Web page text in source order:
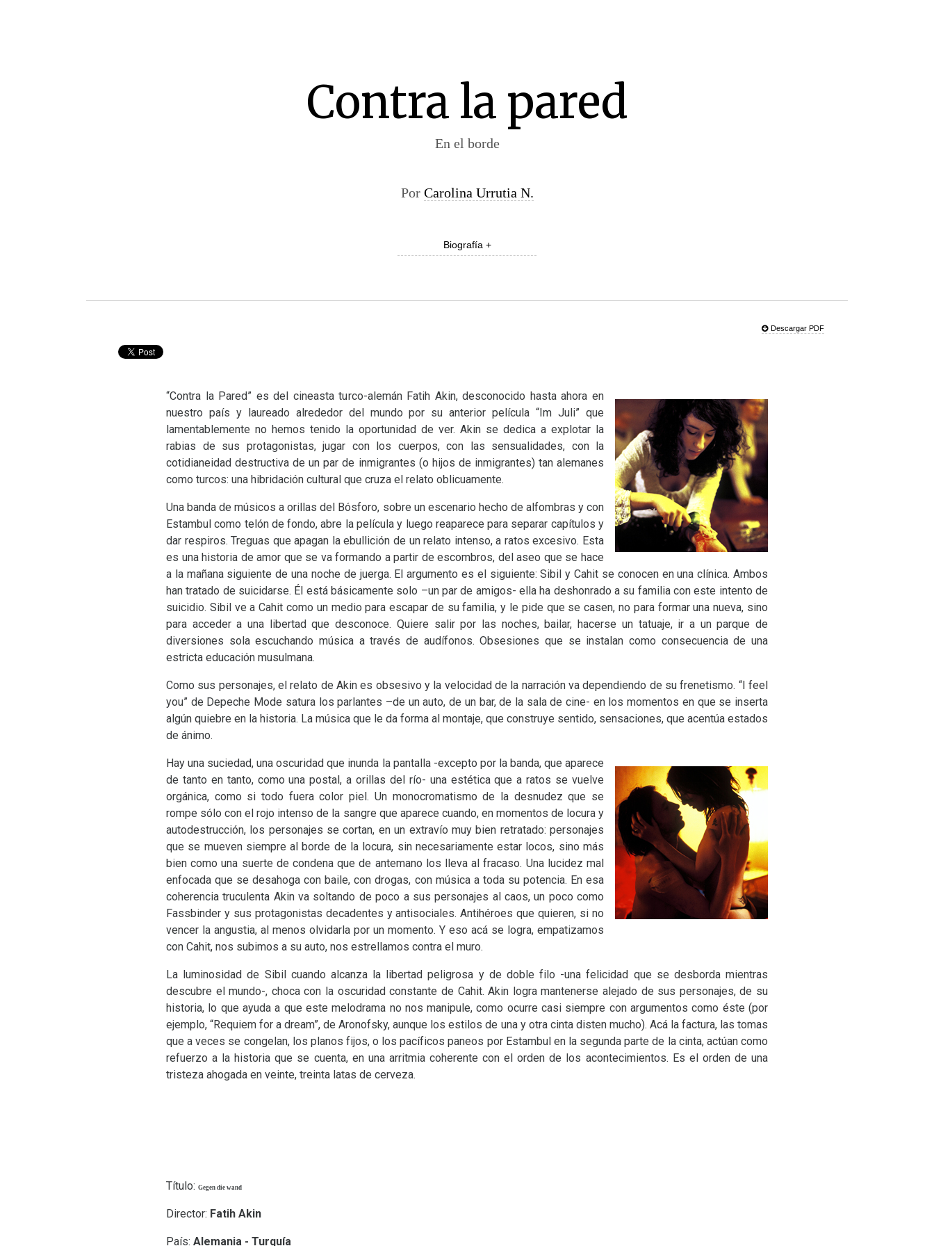
Contra la pared
En el borde
Por Carolina Urrutia N.
Biografía +
Descargar PDF
“Contra la Pared” es del cineasta turco-alemán Fatih Akin, desconocido hasta ahora en
nuestro país y laureado alrededor del mundo por su anterior película “Im Juli” que
lamentablemente no hemos tenido la oportunidad de ver. Akin se dedica a explotar la
rabias de sus protagonistas, jugar con los cuerpos, con las sensualidades, con la
cotidianeidad destructiva de un par de inmigrantes (o hijos de inmigrantes) tan alemanes
como turcos: una hibridación cultural que cruza el relato oblicuamente.
Una banda de músicos a orillas del Bósforo, sobre un escenario hecho de alfombras y con
Estambul como telón de fondo, abre la película y luego reaparece para separar capítulos y
dar respiros. Treguas que apagan la ebullición de un relato intenso, a ratos excesivo. Esta
es una historia de amor que se va formando a partir de escombros, del aseo que se hace
a la mañana siguiente de una noche de juerga. El argumento es el siguiente: Sibil y Cahit se conocen en una clínica. Ambos
han tratado de suicidarse. Él está básicamente solo –un par de amigos- ella ha deshonrado a su familia con este intento de
suicidio. Sibil ve a Cahit como un medio para escapar de su familia, y le pide que se casen, no para formar una nueva, sino
para acceder a una libertad que desconoce. Quiere salir por las noches, bailar, hacerse un tatuaje, ir a un parque de
diversiones sola escuchando música a través de audífonos. Obsesiones que se instalan como consecuencia de una
estricta educación musulmana.
Como sus personajes, el relato de Akin es obsesivo y la velocidad de la narración va dependiendo de su frenetismo. “I feel
you” de Depeche Mode satura los parlantes –de un auto, de un bar, de la sala de cine- en los momentos en que se inserta
algún quiebre en la historia. La música que le da forma al montaje, que construye sentido, sensaciones, que acentúa estados
de ánimo.
Hay una suciedad, una oscuridad que inunda la pantalla -excepto por la banda, que aparece
de tanto en tanto, como una postal, a orillas del río- una estética que a ratos se vuelve
orgánica, como si todo fuera color piel. Un monocromatismo de la desnudez que se
rompe sólo con el rojo intenso de la sangre que aparece cuando, en momentos de locura y
autodestrucción, los personajes se cortan, en un extravío muy bien retratado: personajes
que se mueven siempre al borde de la locura, sin necesariamente estar locos, sino más
bien como una suerte de condena que de antemano los lleva al fracaso. Una lucidez mal
enfocada que se desahoga con baile, con drogas, con música a toda su potencia. En esa
coherencia truculenta Akin va soltando de poco a sus personajes al caos, un poco como
Fassbinder y sus protagonistas decadentes y antisociales. Antihéroes que quieren, si no
vencer la angustia, al menos olvidarla por un momento. Y eso acá se logra, empatizamos
con Cahit, nos subimos a su auto, nos estrellamos contra el muro.
La luminosidad de Sibil cuando alcanza la libertad peligrosa y de doble filo -una felicidad que se desborda mientras
descubre el mundo-, choca con la oscuridad constante de Cahit. Akin logra mantenerse alejado de sus personajes, de su
historia, lo que ayuda a que este melodrama no nos manipule, como ocurre casi siempre con argumentos como éste (por
ejemplo, “Requiem for a dream”, de Aronofsky, aunque los estilos de una y otra cinta disten mucho). Acá la factura, las tomas
que a veces se congelan, los planos fijos, o los pacíficos paneos por Estambul en la segunda parte de la cinta, actúan como
refuerzo a la historia que se cuenta, en una arritmia coherente con el orden de los acontecimientos. Es el orden de una
tristeza ahogada en veinte, treinta latas de cerveza.
Título: Gegen die wand
Director: Fatih Akin
País: Alemania - Turquía